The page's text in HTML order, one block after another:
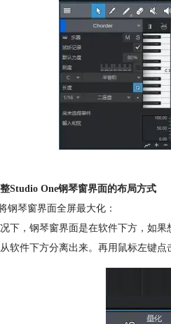
Studio One钢琴窗界面的布局方式
钢琴窗界面全屏最大化：
下，钢琴窗界面是在软件下方，如
软件下方分离出来。再用鼠标左键点